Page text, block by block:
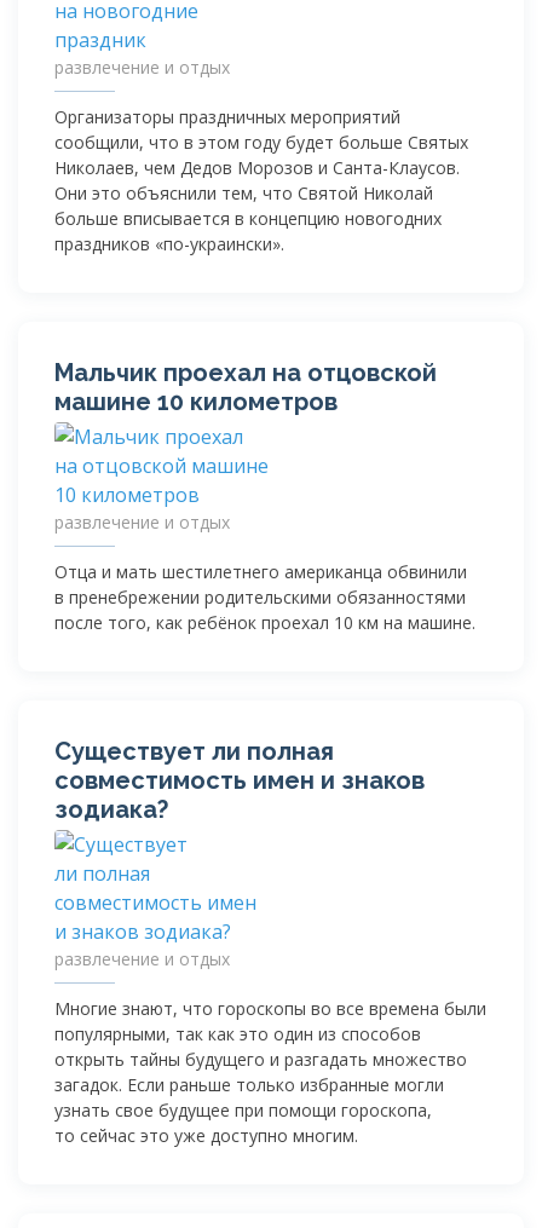
развлечение и отдых
Организаторы праздничных мероприятий
сообщили, что в этом году будет больше Святых
Николаев, чем Дедов Морозов и Санта-Клаусов.
Они это объяснили тем, что Святой Николай
больше вписывается в концепцию новогодних
праздников «по-украински».
Мальчик проехал на отцовской
машине 10 километров
развлечение и отдых
Отца и мать шестилетнего американца обвинили
в пренебрежении родительскими обязанностями
после того, как ребёнок проехал 10 км на машине.
Существует ли полная
совместимость имен и знаков
зодиака?
развлечение и отдых
Многие знают, что гороскопы во все времена были
популярными, так как это один из способов
открыть тайны будущего и разгадать множество
загадок. Если раньше только избранные могли
узнать свое будущее при помощи гороскопа,
то сейчас это уже доступно многим.